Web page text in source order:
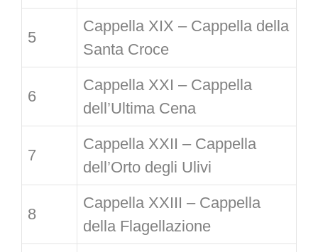
5
Cappella XIX – Cappella della
Santa Croce
6
Cappella XXI – Cappella
dell’Ultima Cena
7
Cappella XXII – Cappella
dell’Orto degli Ulivi
8
Cappella XXIII – Cappella
della Flagellazione